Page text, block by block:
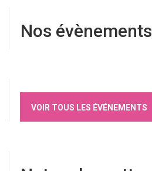
Nos évènements
VOIR TOUS LES ÉVÉNEMENTS